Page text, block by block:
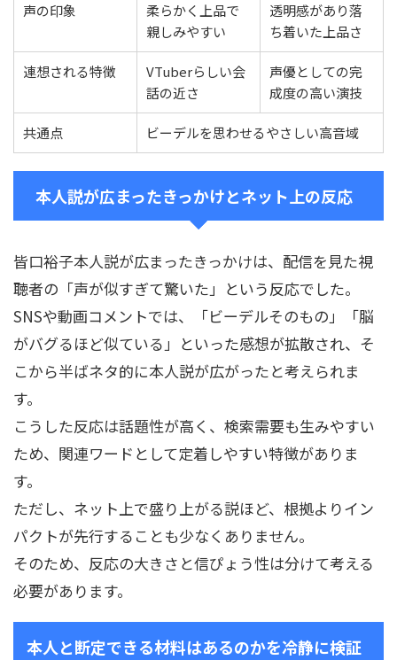
声の印象
柔らかく上品で
親しみやすい
透明感があり落
ち着いた上品さ
連想される特徴
VTuberらしい会
話の近さ
声優としての完
成度の高い演技
共通点 ビーデルを思わせるやさしい高音域
本人説が広まったきっかけとネット上の反応
皆口裕子本人説が広まったきっかけは、配信を見た視
聴者の「声が似すぎて驚いた」という反応でした。
SNSや動画コメントでは、「ビーデルそのもの」「脳
がバグるほど似ている」といった感想が拡散され、そ
こから半ばネタ的に本人説が広がったと考えられま
す。
こうした反応は話題性が高く、検索需要も生みやすい
ため、関連ワードとして定着しやすい特徴がありま
す。
ただし、ネット上で盛り上がる説ほど、根拠よりイン
パクトが先行することも少なくありません。
そのため、反応の大きさと信ぴょう性は分けて考える
必要があります。
本人と断定できる材料はあるのかを冷静に検証